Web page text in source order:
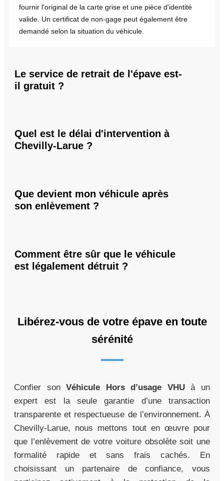
fournir l'original de la carte grise et une pièce d'identité
valide. Un certificat de non-gage peut également être
demandé selon la situation du véhicule.
Le service de retrait de l'épave est-
il gratuit ?
Quel est le délai d'intervention à
Chevilly-Larue ?
Que devient mon véhicule après
son enlèvement ?
Comment être sûr que le véhicule
est légalement détruit ?
Libérez-vous de votre épave en toute
sérénité
Confier sonVéhicule Hors d’usage VHUà un
expert est la seule garantie d’une transaction
transparente et respectueuse de l’environnement. À
Chevilly-Larue, nous mettons tout en œuvre pour
que l’enlèvement de votre voiture obsolète soit une
formalité rapide et sans frais cachés. En
choisissant un partenaire de confiance, vous